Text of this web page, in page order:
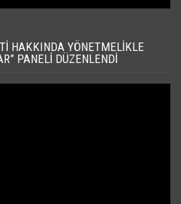
HAKKINDA YÖNETMELIKLE
PANELI DÜZENLENDI